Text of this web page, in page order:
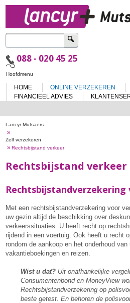
Zoeken
naar:
088 - 020 45 25
Spring
inhoud
Hoofdmenu
HOME ONLINE VERZEKEREN
FINANCIEEL ADVIES
Lancyr Mutsaers
»
Zelf verzekeren
» Rechtsbijstand verkeer
Rechtsbijstand verkeer
Met een rechtsbijstandverzekering voor
uw gezin altijd de beschikking over
verkeerssituaties. U heeft recht op
rijdend in een voertuig. Ook heeft u recht
rondom de aankoop en het onderhoud
vakantieboekingen en reizen.
Wist u dat? Uit onafhankelijke
Consumentenbond en MoneyView
Rechtsbijstandverzekering op
beste getest. En behoren de